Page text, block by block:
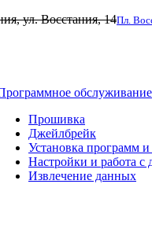
ул. Восстания, 14Пл.
обслуживание
Прошивка
Джейлбрейк
Установка программ и
Настройки и работа с
Извлечение данных